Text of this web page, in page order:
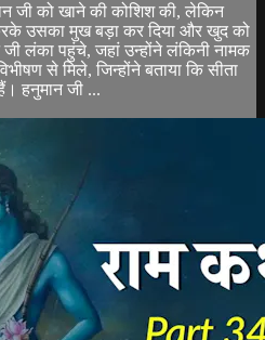
जी को खाने की कोशिश की, लेकिन
उसका मुख बड़ा कर दिया और खुद को
जी लंका पहुंचे, जहां उन्होंने लंकिनी नामक
से मिले, जिन्होंने बताया कि सीता
हनुमान जी ...